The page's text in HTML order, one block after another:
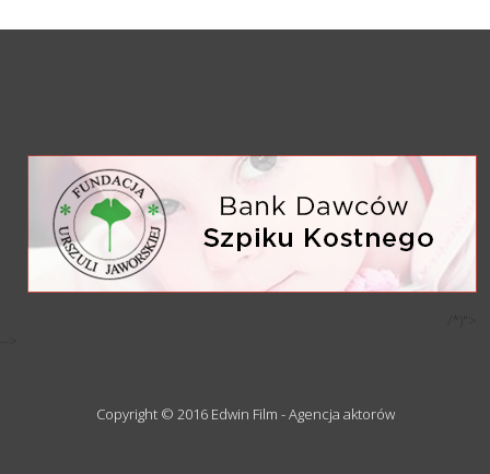
Copyright © 2016 Edwin Film - Agencja aktorów